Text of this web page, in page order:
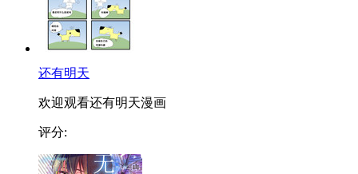
还有明天
欢迎观看还有明天漫画
评分: